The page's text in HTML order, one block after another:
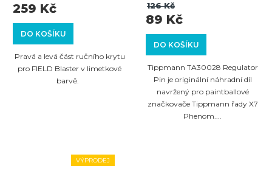
DO KOŠÍKU
259 Kč
Pravá a levá část ručního krytu
pro FIELD Blaster v limetkové
barvě.
DO KOŠÍKU
89 Kč
126 Kč
Tippmann TA30028 Regulator
Pin je originální náhradní díl
navržený pro paintballové
značkovače Tippmann řady X7
Phenom....
VÝPRODEJ